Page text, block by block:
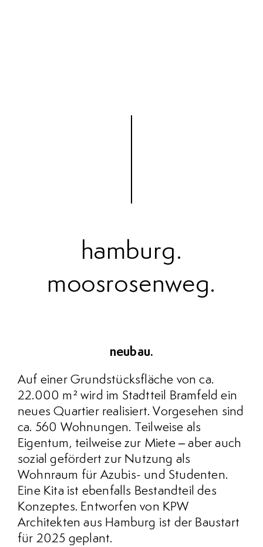
hamburg.
moosrosenweg
neubau.
Auf einer Grundstücksfläche von ca.
22.000 m² wird im Stadtteil Bramfeld ein
neues Quartier realisiert. Vorgesehen sind
ca. 560 Wohnungen. Teilweise als
Eigentum, teilweise zur Miete – aber auch
sozial gefördert zur Nutzung als
Wohnraum für Azubis- und Studenten.
Eine Kita ist ebenfalls Bestandteil des
Konzeptes. Entworfen von KPW
Architekten aus Hamburg ist der Baustart
für 2025 geplant.